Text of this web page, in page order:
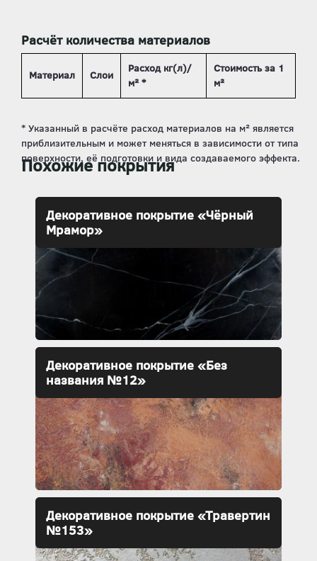
Расчёт количества материалов
Материал Слои
Расход кг(л)/
м² *
Стоимость за 1
м²
Похожие покрытия
Декоративное покрытие «Чёрный
Мрамор»
Декоративное покрытие «Без
названия №12»
Декоративное покрытие «Травертин
№153»